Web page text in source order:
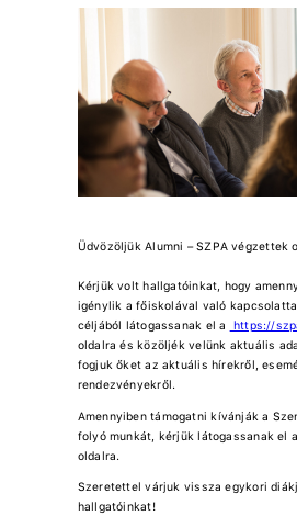
Üdvözöljük Alumni – SZPA végzettek
Kérjük volt hallgatóinkat, hogy
igénylik a főiskolával való
céljából látogassanak el a
https://
oldalra és közöljék velünk aktuális
fogjuk őket az aktuális hírekről,
rendezvényekről.
Amennyiben támogatni kívánják a
folyó munkát, kérjük látogassanak el
oldalra.
Szeretettel várjuk vissza egykori
hallgatóinkat!